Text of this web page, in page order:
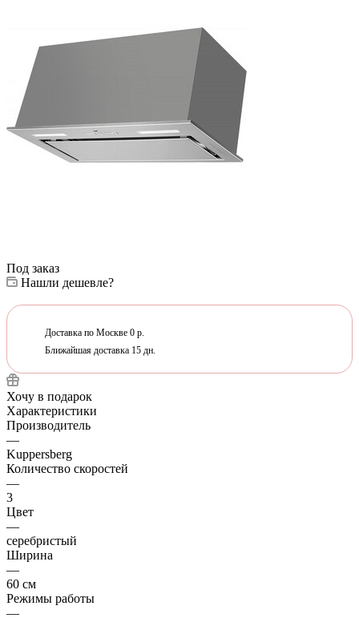
Под заказ
Нашли дешевле?
Доставка по Москве 0 р.
Ближайшая доставка 15 дн.
Хочу в подарок
Характеристики
Производитель
—
Kuppersberg
Количество скоростей
—
3
Цвет
—
серебристый
Ширина
—
60 см
Режимы работы
—